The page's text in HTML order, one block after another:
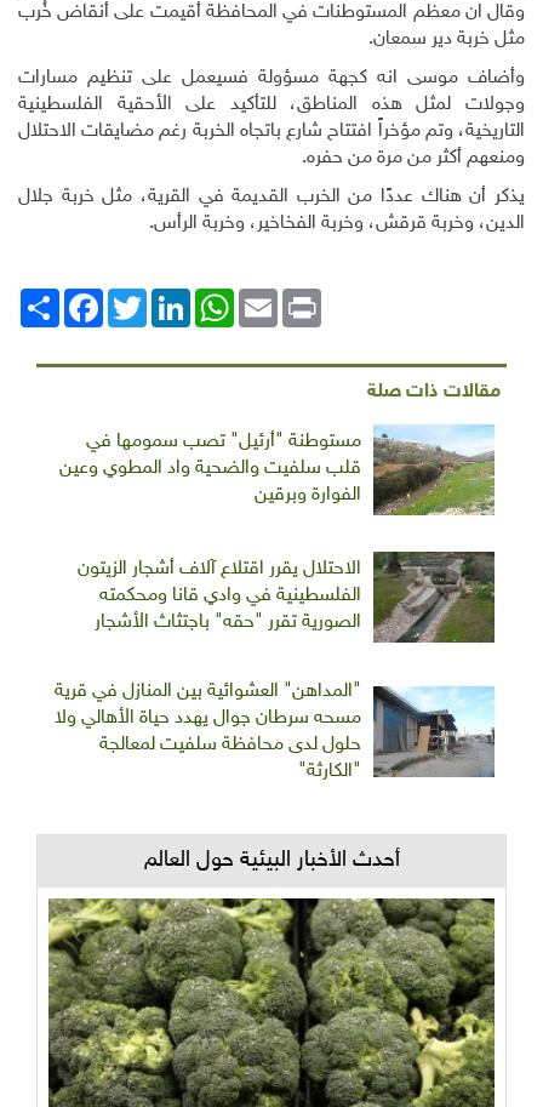
وقال ان معظم المستوطنات في المحافظة أقيمت على أنقاض خُرب
مثل خربة دير سمعان.
وأضاف موسى انه كجهة مسؤولة فسيعمل على تنظيم مسارات
وجولات لمثل هذه المناطق، للتأكيد على الأحقية الفلسطينية
التاريخية، وتم مؤخراً افتتاح شارع باتجاه الخربة رغم مضايقات الاحتلال
ومنعهم أكثر من مرة من حفره.
يذكر أن هناك عددًا من الخرب القديمة في القرية، مثل خربة جلال
الدين، وخربة قرقش، وخربة الفخاخير، وخربة الرأس.
انشر
FacebookTwitterLinkedIn
WhatsAppEmail Print
مقالات ذات صلة
مستوطنة "أرئيل" تصب سمومها في
قلب سلفيت والضحية واد المطوي وعين
الفوارة وبرقين
الاحتلال يقرر اقتلاع آلاف أشجار الزيتون
الفلسطينية في وادي قانا ومحكمته
الصورية تقرر "حقه" باجتثاث الأشجار
"المداهن" العشوائية بين المنازل في قرية
مسحه سرطان جوال يهدد حياة الأهالي ولا
حلول لدى محافظة سلفيت لمعالجة
"الكارثة"
أحدث الأخبار البيئية حول العالم